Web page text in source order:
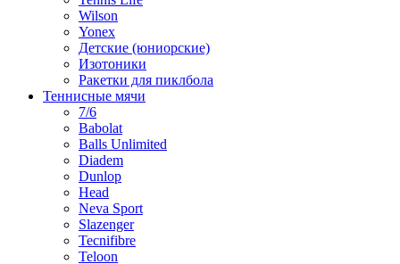
Wilson
Yonex
Детские (юниорские)
Изотоники
Ракетки для пиклбола
Теннисные мячи
7/6
Babolat
Balls Unlimited
Diadem
Dunlop
Head
Neva Sport
Slazenger
Tecnifibre
Teloon